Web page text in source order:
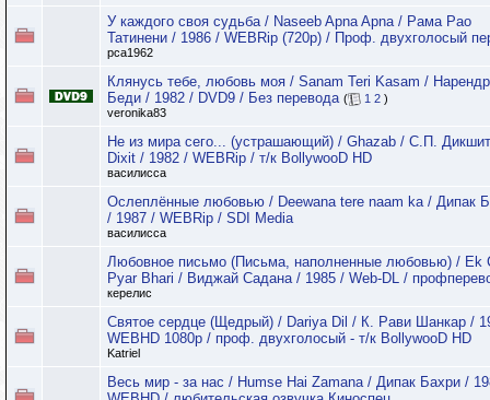
У каждого своя судьба / Naseeb Apna Apna / Рама Рао
Татинени / 1986 / WEBRip (720p) / Проф. двухголосый
pca1962
Клянусь тебе, любовь моя / Sanam Teri Kasam /
Беди / 1982 / DVD9 / Без перевода ( 1 2 )
veronika83
Не из мира сего... (устрашающий) / Ghazab / С.П.
Dixit / 1982 / WEBRip / т/к BollywooD HD
василисса
Ослеплённые любовью / Deewana tere naam ka / Дипак
/ 1987 / WEBRip / SDI Media
василисса
Любовное письмо (Письма, наполненные любовью) / Ek
Pyar Bhari / Виджай Садана / 1985 / Web-DL /
керелис
Святое сердце (Щедрый) / Dariya Dil / К. Рави Шанкар /
WEBHD 1080p / проф. двухголосый - т/к BollywooD HD
Katriel
Весь мир - за нас / Humse Hai Zamana / Дипак Бахри /